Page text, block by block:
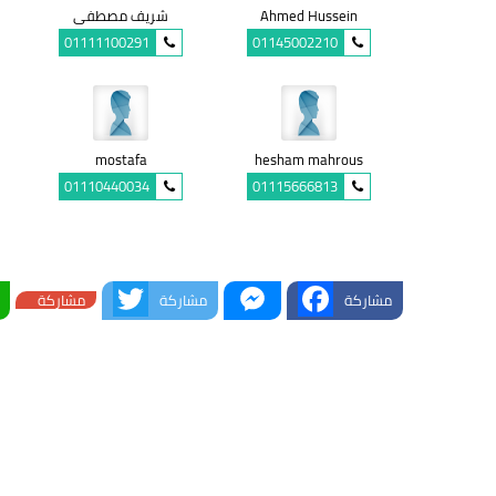
Ahmed Hussein
01145002210
شريف مصطفى
01111100291
hesham mahrous
01115666813
mostafa
01110440034
مشاركة Facebook
Messenger
مشاركة Twitterمشاركة